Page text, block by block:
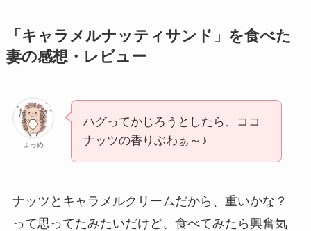
「キャラメルナッティサンド」を食べた
妻の感想・レビュー
よっめ
ハグってかじろうとしたら、ココ
ナッツの香りぶわぁ～♪
ナッツとキャラメルクリームだから、重いかな？
って思ってたみたいだけど、食べてみたら興奮気